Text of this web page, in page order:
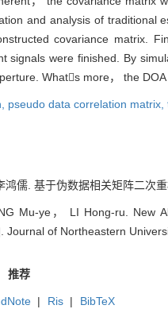
and analysis of
covariance matrix.
signals were finished. By
Whats more， the
pseudo data correlation matrix,
鸿儒. 基于伪数据相关矩阵二次
Mu-ye， LI Hong-ru. New
Journal of Northeastern
推荐
| Ris | BibTeX